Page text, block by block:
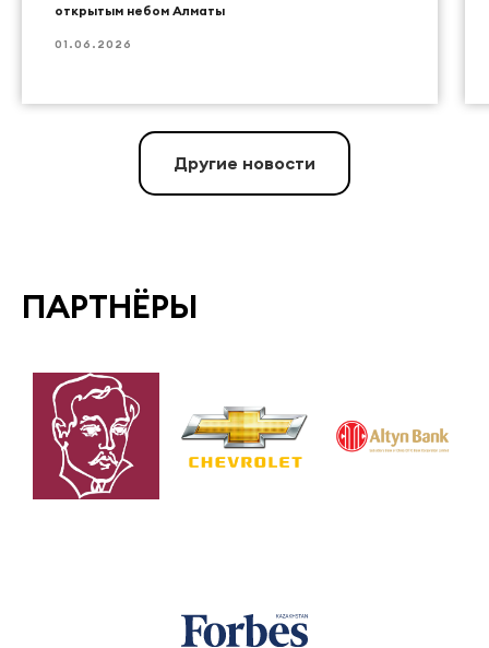
открытым небом Алматы
01.06.2026
Другие новости
ПАРТНЁРЫ